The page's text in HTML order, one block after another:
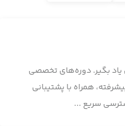
یاد بگیر. دوره‌های تخصصی
همراه با پشتیبانی
سریع ...